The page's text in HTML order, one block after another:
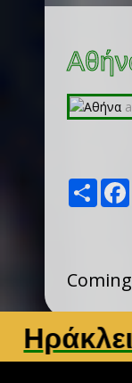
Share